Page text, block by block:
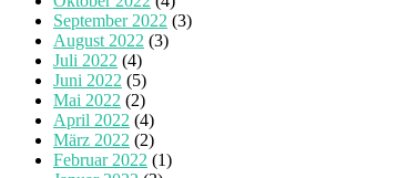
September 2022 (3)
August 2022 (3)
Juli 2022 (4)
Juni 2022 (5)
Mai 2022 (2)
April 2022 (4)
März 2022 (2)
Februar 2022 (1)